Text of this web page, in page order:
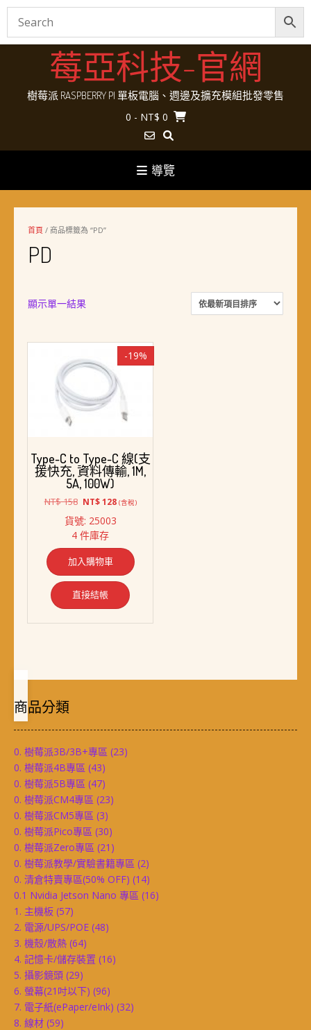
Skip
莓亞科技-官網
樹莓派 RASPBERRY PI 單板電腦、週邊及擴充模組批發零售
0 - NT$ 0
導覽
首頁 / 商品標籤為 “PD”
PD
顯示單一結果
-19%
Type-C to Type-C 線(支
援快充, 資料傳輸, 1M,
5A, 100W)
NT$158 原
價
格：
NT$ 158。
NT$128目
價
NT$ 128。
(含稅)
貨號: 25003
4 件庫存
加入購物車
直接結帳
商品分類
0. 樹莓派3B/3B+專區 (23)
0. 樹莓派4B專區 (43)
0. 樹莓派5B專區 (47)
0. 樹莓派CM4專區 (23)
0. 樹莓派CM5專區 (3)
0. 樹莓派Pico專區 (30)
0. 樹莓派Zero專區 (21)
0. 樹莓派教學/實驗書籍專區 (2)
0. 清倉特賣專區(50% OFF) (14)
0.1 Nvidia Jetson Nano 專區 (16)
1. 主機板 (57)
2. 電源/UPS/POE (48)
3. 機殼/散熱 (64)
4. 記憶卡/儲存裝置 (16)
5. 攝影鏡頭 (29)
6. 螢幕(21吋以下) (96)
7. 電子紙(ePaper/eInk) (32)
8. 線材 (59)